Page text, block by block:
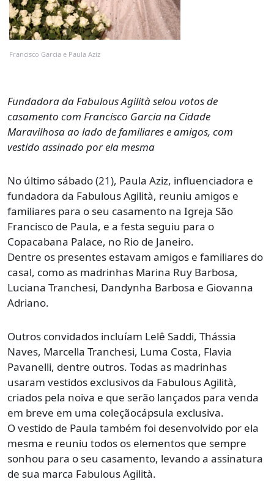
Francisco Garcia e Paula Aziz
Fundadora da Fabulous Agilità selou votos de
casamento com Francisco Garcia na Cidade
Maravilhosa ao lado de familiares e amigos, com
vestido assinado por ela mesma
No último sábado (21), Paula Aziz, influenciadora e
fundadora da Fabulous Agilità, reuniu amigos e
familiares para o seu casamento na Igreja São
Francisco de Paula, e a festa seguiu para o
Copacabana Palace, no Rio de Janeiro.
Dentre os presentes estavam amigos e familiares do
casal, como as madrinhas Marina Ruy Barbosa,
Luciana Tranchesi, Dandynha Barbosa e Giovanna
Adriano.
Outros convidados incluíam Lelê Saddi, Thássia
Naves, Marcella Tranchesi, Luma Costa, Flavia
Pavanelli, dentre outros. Todas as madrinhas
usaram vestidos exclusivos da Fabulous Agilità,
criados pela noiva e que serão lançados para venda
em breve em uma coleçãocápsula exclusiva.
O vestido de Paula também foi desenvolvido por ela
mesma e reuniu todos os elementos que sempre
sonhou para o seu casamento, levando a assinatura
de sua marca Fabulous Agilità.